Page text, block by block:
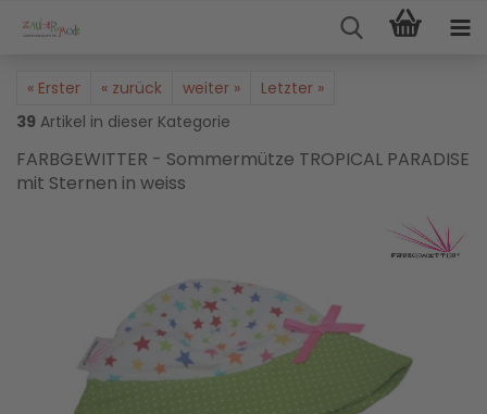
« Erster « zurück weiter »
Letzter »
39 Artikel in dieser Kategorie
FARBGEWITTER - Sommermütze TROPICAL PARADISE
mit Sternen in weiss